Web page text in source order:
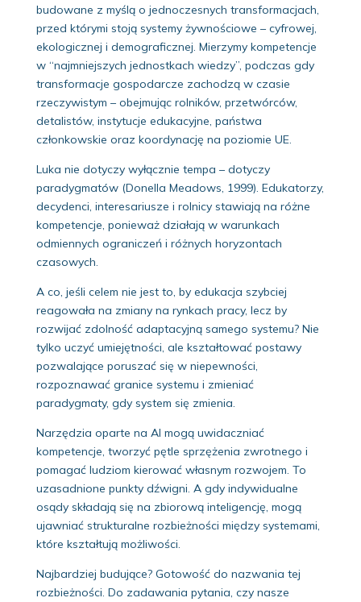
budowane z myślą o jednoczesnych transformacjach,
przed którymi stoją systemy żywnościowe – cyfrowej,
ekologicznej i demograficznej. Mierzymy kompetencje
w “najmniejszych jednostkach wiedzy”, podczas gdy
transformacje gospodarcze zachodzą w czasie
rzeczywistym – obejmując rolników, przetwórców,
detalistów, instytucje edukacyjne, państwa
członkowskie oraz koordynację na poziomie UE.
Luka nie dotyczy wyłącznie tempa – dotyczy
paradygmatów (Donella Meadows, 1999). Edukatorzy,
decydenci, interesariusze i rolnicy stawiają na różne
kompetencje, ponieważ działają w warunkach
odmiennych ograniczeń i różnych horyzontach
czasowych.
A co, jeśli celem nie jest to, by edukacja szybciej
reagowała na zmiany na rynkach pracy, lecz by
rozwijać zdolność adaptacyjną samego systemu? Nie
tylko uczyć umiejętności, ale kształtować postawy
pozwalające poruszać się w niepewności,
rozpoznawać granice systemu i zmieniać
paradygmaty, gdy system się zmienia.
Narzędzia oparte na AI mogą uwidaczniać
kompetencje, tworzyć pętle sprzężenia zwrotnego i
pomagać ludziom kierować własnym rozwojem. To
uzasadnione punkty dźwigni. A gdy indywidualne
osądy składają się na zbiorową inteligencję, mogą
ujawniać strukturalne rozbieżności między systemami,
które kształtują możliwości.
Najbardziej budujące? Gotowość do nazwania tej
rozbieżności. Do zadawania pytania, czy nasze